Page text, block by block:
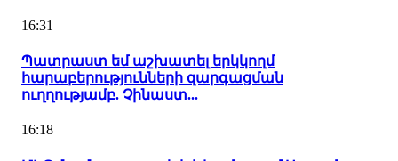
16:31
Պատրաստ եմ աշխատել երկկողմ
հարաբերությունների զարգացման
ուղղությամբ. Չինաստ...
16:18